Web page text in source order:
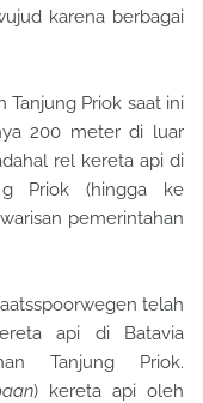
karena berbagai
Tanjung Priok saat ini
200 meter di luar
rel kereta api di
Priok (hingga ke
pemerintahan
telah
api di Batavia
Tanjung Priok.
) kereta api oleh